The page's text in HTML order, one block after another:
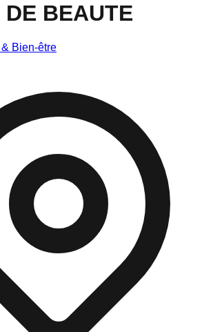
DE BEAUTE
& Bien-être